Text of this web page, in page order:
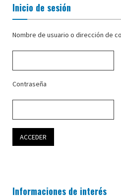
Inicio de sesión
Nombre de usuario o dirección de
Contraseña
Informaciones de interés